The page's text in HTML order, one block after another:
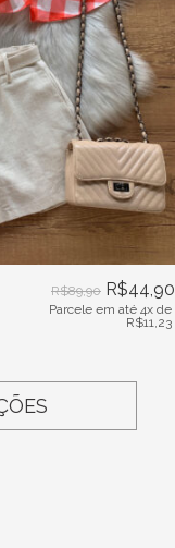
R$89,90 R$44,90
Parcele em até 4x de
R$11,23